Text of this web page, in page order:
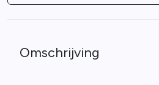
Omschrijving